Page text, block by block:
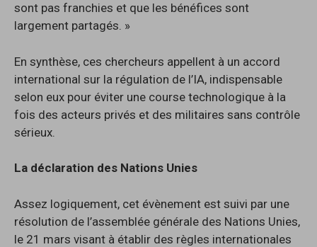
sont pas franchies et que les bénéfices sont
largement partagés. »
En synthèse, ces chercheurs appellent à un accord
international sur la régulation de l’IA, indispensable
selon eux pour éviter une course technologique à la
fois des acteurs privés et des militaires sans contrôle
sérieux.
La déclaration des Nations Unies
Assez logiquement, cet évènement est suivi par une
résolution de l’assemblée générale des Nations Unies,
le 21 mars visant à établir des règles internationales